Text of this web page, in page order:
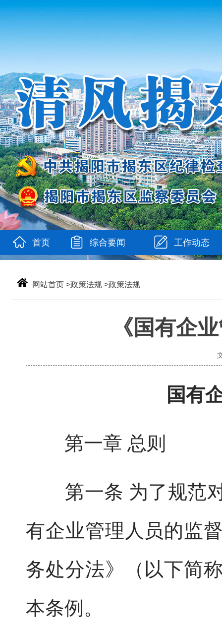
首页 综合要闻 工作动态
网站首页 >政策法规 >政策法规
《国有企
国有
第一章 总则
第一条 为了规范对
有企业管理人员的监
务处分法》（以下简
本条例。